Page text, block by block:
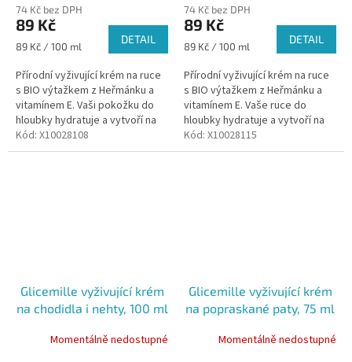
74 Kč bez DPH
89 Kč
Měrná
89 Kč / 100 ml
DETAIL
Přírodní vyživující krém na ruce
s BIO výtažkem z Heřmánku a
vitamínem E. Vaši pokožku do
hloubky hydratuje a vytvoří na
nich ochrannou vrstvu. Ideální
společník pro suché a...
Kód: X10028108
74 Kč bez DPH
89 Kč
Měrná
89 Kč / 100 ml
DETAIL
Přírodní vyživující krém na ruce
s BIO výtažkem z Heřmánku a
vitamínem E. Vaše ruce do
hloubky hydratuje a vytvoří na
nich ochrannou vrstvu.
Dermatologicky testováno.
Kód: X10028115
Glicemille vyživující krém
na chodidla i nehty, 100 ml
Momentálně nedostupné
Glicemille vyživující krém
na popraskané paty, 75 ml
Momentálně nedostupné